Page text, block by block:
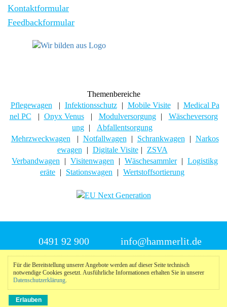
Kontaktformular
Feedbackformular
Themenbereiche
Pflegewagen
Infektionsschutz Mobile Visite
Medical Pa
nel PC
Onyx Venus Modulversorgung
Wäscheversorg
ung
Abfallentsorgung
Mehrzweckwagen
Notfallwagen Schrankwagen
Narkos
ewagen
Digitale Visite
ZSVA
Verbandwagen
Visitenwagen Wäschesammler
Logistikg
eräte
Stationswagen Wertstoffsortierung
0491 92 900 info@hammerlit.de
© 2025 Hammerlit
Impressum
nach
Für die Bereitstellung unserer Angebote werden auf dieser Seite technisch
notwendige Cookies gesetzt. Ausführliche Informationen erhalten Sie in unserer
Datenschutzerklärung.
Erlauben